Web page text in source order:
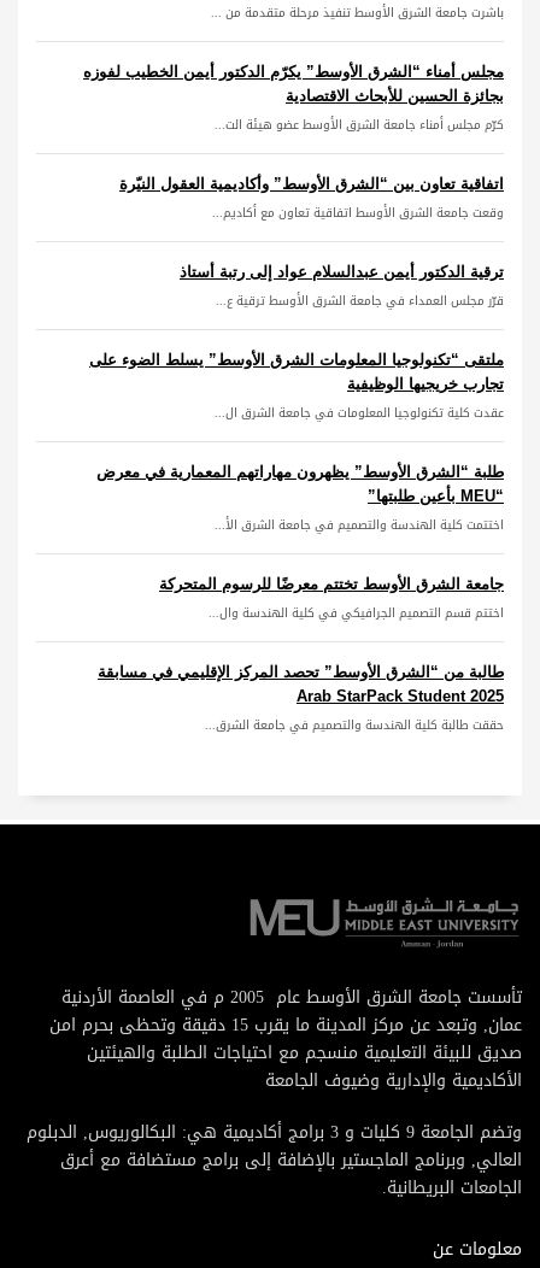
باشرت جامعة الشرق الأوسط تنفيذ مرحلة متقدمة من ...
مجلس أمناء “الشرق الأوسط” يكرّم الدكتور أيمن الخطيب لفوزه
بجائزة الحسين للأبحاث الاقتصادية
كرّم مجلس أمناء جامعة الشرق الأوسط عضو هيئة الت...
اتفاقية تعاون بين “الشرق الأوسط” وأكاديمية العقول النيّرة
وقعت جامعة الشرق الأوسط اتفاقية تعاون مع أكاديم...
ترقية الدكتور أيمن عبدالسلام عواد إلى رتبة أستاذ
قرّر مجلس العمداء في جامعة الشرق الأوسط ترقية ع...
ملتقى “تكنولوجيا المعلومات الشرق الأوسط” يسلط الضوء على
تجارب خريجيها الوظيفية
عقدت كلية تكنولوجيا المعلومات في جامعة الشرق ال...
طلبة “الشرق الأوسط” يظهرون مهاراتهم المعمارية في معرض
“MEU بأعين طلبتها”
اختتمت كلية الهندسة والتصميم في جامعة الشرق الأ...
جامعة الشرق الأوسط تختتم معرضًا للرسوم المتحركة
اختتم قسم التصميم الجرافيكي في كلية الهندسة وال...
طالبة من “الشرق الأوسط” تحصد المركز الإقليمي في مسابقة
Arab StarPack Student 2025
حققت طالبة كلية الهندسة والتصميم في جامعة الشرق...
تأسست جامعة الشرق الأوسط عام 2005 م في العاصمة الأردنية
عمان, وتبعد عن مركز المدينة ما يقرب 15 دقيقة وتحظى بحرم امن
صديق للبيئة التعليمية منسجم مع احتياجات الطلبة والهيئتين
الأكاديمية والإدارية وضيوف الجامعة
وتضم الجامعة 9 كليات و 3 برامج أكاديمية هي: البكالوريوس, الدبلوم
العالي, وبرنامج الماجستير بالإضافة إلى برامج مستضافة مع أعرق
الجامعات البريطانية.
معلومات عن